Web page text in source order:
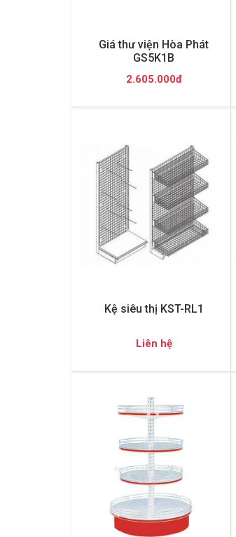
Giá thư viện Hòa Phát
GS5K1B
2.605.000đ
Kệ siêu thị KST-RL1
Liên hệ